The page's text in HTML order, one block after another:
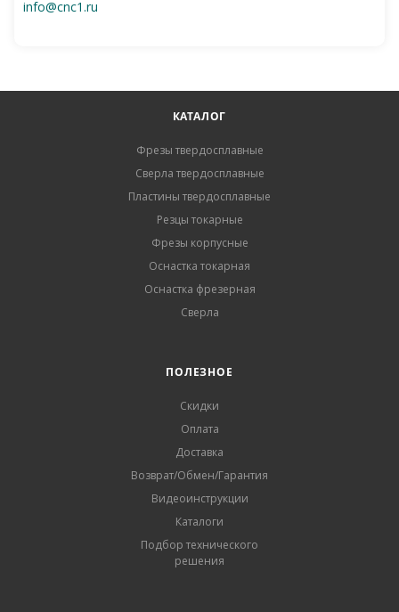
info@cnc1.ru
КАТАЛОГ
Фрезы твердосплавные
Сверла твердосплавные
Пластины твердосплавные
Резцы токарные
Фрезы корпусные
Оснастка токарная
Оснастка фрезерная
Сверла
ПОЛЕЗНОЕ
Скидки
Оплата
Доставка
Возврат/Обмен/Гарантия
Видеоинструкции
Каталоги
Подбор технического
решения